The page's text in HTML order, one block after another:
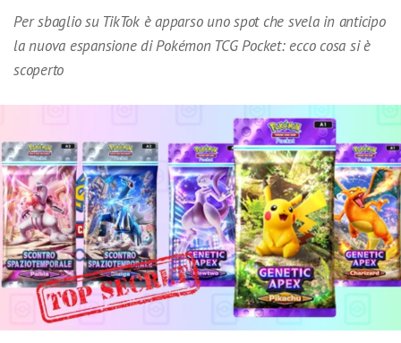
Per sbaglio su TikTok è apparso uno spot che svela in anticipo
la nuova espansione di Pokémon TCG Pocket: ecco cosa si è
scoperto